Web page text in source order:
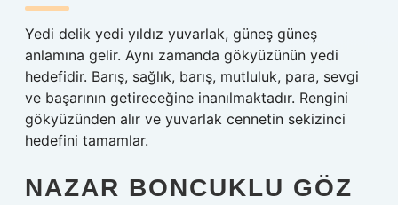
Yedi delik yedi yıldız yuvarlak, güneş güneş
anlamına gelir. Aynı zamanda gökyüzünün yedi
hedefidir. Barış, sağlık, barış, mutluluk, para, sevgi
ve başarının getireceğine inanılmaktadır. Rengini
gökyüzünden alır ve yuvarlak cennetin sekizinci
hedefini tamamlar.
NAZAR BONCUKLU GÖZ